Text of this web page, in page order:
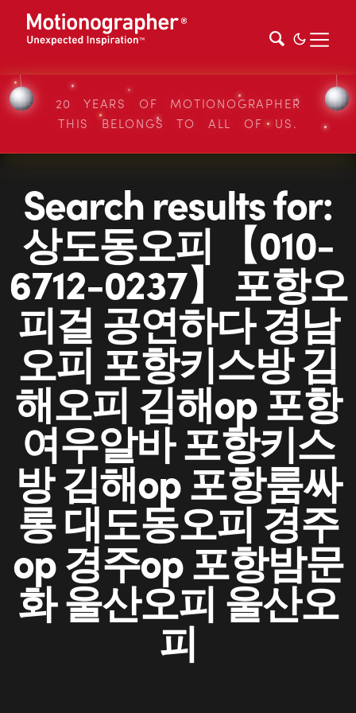
20 YEARS OF MOTIONOGRAPHER
THIS BELONGS TO ALL OF US.
Search results for:
상도동오피 【010-
6712-0237】 포항오
피걸 공연하다 경남
오피 포항키스방 김
해오피 김해op 포항
여우알바 포항키스
방 김해op 포항룸싸
롱 대도동오피 경주
op 경주op 포항밤문
화 울산오피 울산오
피